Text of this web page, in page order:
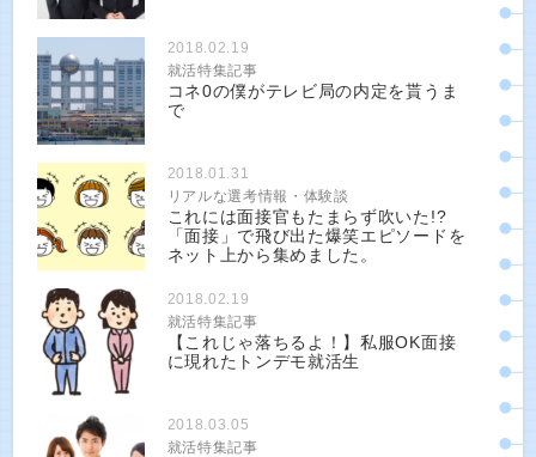
2018.02.19
就活特集記事
コネ0の僕がテレビ局の内定を貰うま
で
2018.01.31
リアルな選考情報・体験談
これには面接官もたまらず吹いた!?
「面接」で飛び出た爆笑エピソードを
ネット上から集めました。
2018.02.19
就活特集記事
【これじゃ落ちるよ！】私服OK面接
に現れたトンデモ就活生
2018.03.05
就活特集記事